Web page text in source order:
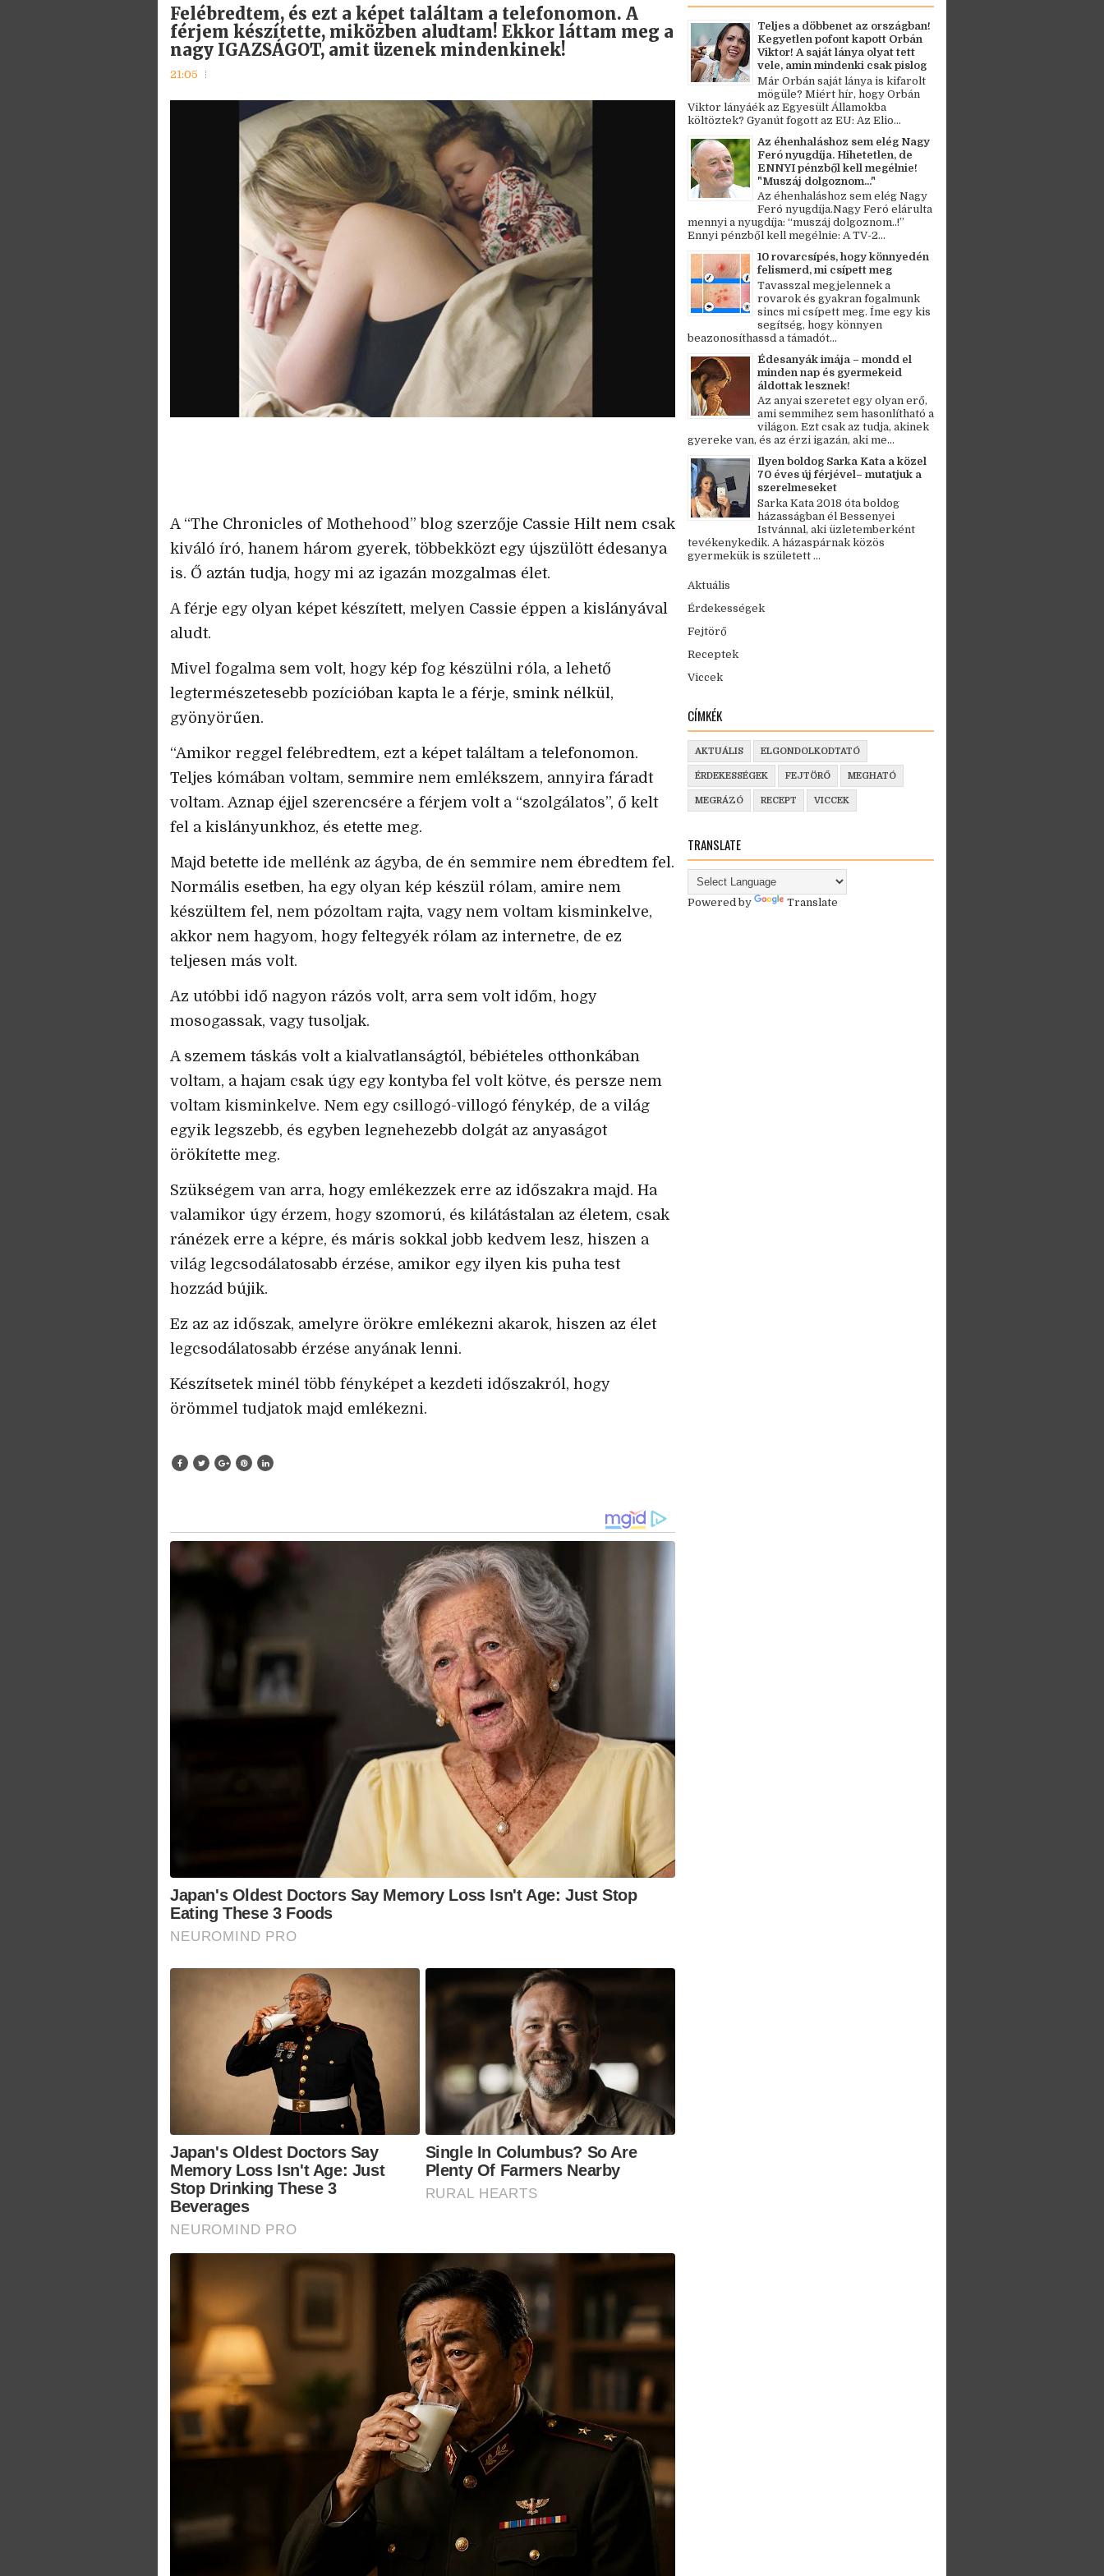
Felébredtem, és ezt a képet találtam a telefonomon. A
férjem készítette, miközben aludtam! Ekkor láttam meg a
nagy IGAZSÁGOT, amit üzenek mindenkinek!
21:05
A “The Chronicles of Mothehood” blog szerzője Cassie Hilt nem csak
kiváló író, hanem három gyerek, többekközt egy újszülött édesanya
is. Ő aztán tudja, hogy mi az igazán mozgalmas élet.
A férje egy olyan képet készített, melyen Cassie éppen a kislányával
aludt.
Mivel fogalma sem volt, hogy kép fog készülni róla, a lehető
legtermészetesebb pozícióban kapta le a férje, smink nélkül,
gyönyörűen.
“Amikor reggel felébredtem, ezt a képet találtam a telefonomon.
Teljes kómában voltam, semmire nem emlékszem, annyira fáradt
voltam. Aznap éjjel szerencsére a férjem volt a “szolgálatos”, ő kelt
fel a kislányunkhoz, és etette meg.
Majd betette ide mellénk az ágyba, de én semmire nem ébredtem fel.
Normális esetben, ha egy olyan kép készül rólam, amire nem
készültem fel, nem pózoltam rajta, vagy nem voltam kisminkelve,
akkor nem hagyom, hogy feltegyék rólam az internetre, de ez
teljesen más volt.
Az utóbbi idő nagyon rázós volt, arra sem volt időm, hogy
mosogassak, vagy tusoljak.
A szemem táskás volt a kialvatlanságtól, bébiételes otthonkában
voltam, a hajam csak úgy egy kontyba fel volt kötve, és persze nem
voltam kisminkelve. Nem egy csillogó-villogó fénykép, de a világ
egyik legszebb, és egyben legnehezebb dolgát az anyaságot
örökítette meg.
Szükségem van arra, hogy emlékezzek erre az időszakra majd. Ha
valamikor úgy érzem, hogy szomorú, és kilátástalan az életem, csak
ránézek erre a képre, és máris sokkal jobb kedvem lesz, hiszen a
világ legcsodálatosabb érzése, amikor egy ilyen kis puha test
hozzád bújik.
Ez az az időszak, amelyre örökre emlékezni akarok, hiszen az élet
legcsodálatosabb érzése anyának lenni.
Készítsetek minél több fényképet a kezdeti időszakról, hogy
örömmel tudjatok majd emlékezni.
Japan's Oldest Doctors Say Memory Loss Isn't Age: Just Stop
Eating These 3 Foods
NEUROMIND PRO
Japan's Oldest Doctors Say
Memory Loss Isn't Age: Just
Stop Drinking These 3
Beverages
NEUROMIND PRO
Single In Columbus? So Are
Plenty Of Farmers Nearby
RURAL HEARTS
Teljes a döbbenet az országban!
Kegyetlen pofont kapott Orbán
Viktor! A saját lánya olyat tett
vele, amin mindenki csak pislog
Már Orbán saját lánya is kifarolt
mögüle? Miért hír, hogy Orbán
Viktor lányáék az Egyesült Államokba
költöztek? Gyanút fogott az EU: Az Elio...
Az éhenhaláshoz sem elég Nagy
Feró nyugdíja. Hihetetlen, de
ENNYI pénzből kell megélnie!
"Muszáj dolgoznom..."
Az éhenhaláshoz sem elég Nagy
Feró nyugdíja.Nagy Feró elárulta
mennyi a nyugdíja: “muszáj dolgoznom..!”
Ennyi pénzből kell megélnie: A TV-2...
10 rovarcsípés, hogy könnyedén
felismerd, mi csípett meg
Tavasszal megjelennek a
rovarok és gyakran fogalmunk
sincs mi csípett meg. Íme egy kis
segítség, hogy könnyen
beazonosíthassd a támadót...
Édesanyák imája – mondd el
minden nap és gyermekeid
áldottak lesznek!
Az anyai szeretet egy olyan erő,
ami semmihez sem hasonlítható a
világon. Ezt csak az tudja, akinek
gyereke van, és az érzi igazán, aki me...
Ilyen boldog Sarka Kata a közel
70 éves új férjével– mutatjuk a
szerelmeseket
Sarka Kata 2018 óta boldog
házasságban él Bessenyei
Istvánnal, aki üzletemberként
tevékenykedik. A házaspárnak közös
gyermekük is született ...
Aktuális
Érdekességek
Fejtörő
Receptek
Viccek
CÍMKÉK
AKTUÁLIS ELGONDOLKODTATÓ
ÉRDEKESSÉGEK FEJTÖRŐ MEGHATÓ
MEGRÁZÓ RECEPT VICCEK
TRANSLATE
Powered by Translate